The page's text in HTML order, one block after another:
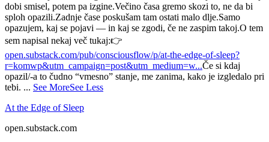
dobi smisel, potem pa izgine.Večino časa gremo skozi to, ne da bi
sploh opazili.Zadnje čase poskušam tam ostati malo dlje.Samo
opazujem, kaj se pojavi — in kaj se zgodi, če ne zaspim takoj.O tem
sem napisal nekaj več tukaj:👉
open.substack.com/pub/consciousflow/p/at-the-edge-of-sleep?
r=komwp&utm_campaign=post&utm_medium=w...Če si kdaj
opazil/-a to čudno “vmesno” stanje, me zanima, kako je izgledalo pri
tebi. ... See MoreSee Less
At the Edge of Sleep
open.substack.com